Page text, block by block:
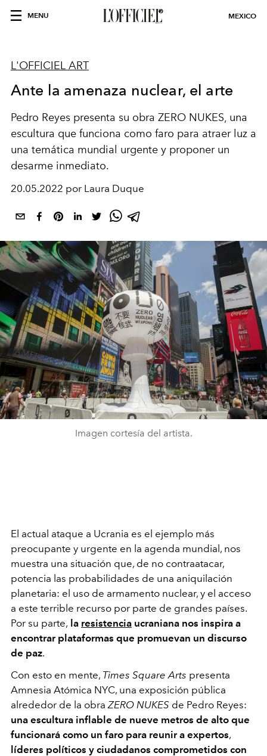
MENU MEXICO
L'OFFICIEL ART
Ante la amenaza nuclear, el arte
Pedro Reyes presenta su obra ZERO NUKES, una
escultura que funciona como faro para atraer luz a
una temática mundial urgente y proponer un
desarme inmediato.
20.05.2022 por Laura Duque
Imagen cortesía del artista.
El actual ataque a Ucrania es el ejemplo más
preocupante y urgente en la agenda mundial, nos
muestra una situación que, de no contraatacar,
potencia las probabilidades de una aniquilación
planetaria: el uso de armamento nuclear, y el acceso
a este terrible recurso por parte de grandes países.
Por su parte, la resistencia ucraniana nos inspira a
encontrar plataformas que promuevan un discurso
de paz.
Con esto en mente, Times Square Arts presenta
Amnesia Atómica NYC, una exposición pública
alrededor de la obra ZERO NUKES de Pedro Reyes:
una escultura inflable de nueve metros de alto que
funcionará como un faro para reunir a expertos,
líderes políticos y ciudadanos comprometidos con